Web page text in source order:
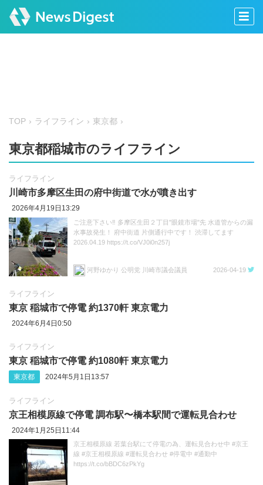
TOP ライフライン 東京都
東京都稲城市のライフライン
ライフライン
川崎市多摩区生田の府中街道で水が噴き出す
2026年4月19日13:29
ご注意下さい‼️ 多摩区生田２丁目"眼鏡市場"先 水道管からの漏
水事故発生！ 府中街道 片側通行中です！ 渋滞してます
2026.04.19 https://t.co/VJ0i0n257j
河野ゆかり 公明党 川崎市議会議員 2026-04-19
ライフライン
東京 稲城市で停電 約1370軒 東京電力
2024年6月4日0:50
ライフライン
東京 稲城市で停電 約1080軒 東京電力
東京都 2024年5月1日13:57
ライフライン
京王相模原線で停電 調布駅〜橋本駅間で運転見合わせ
2024年1月25日11:44
京王相模原線 若葉台駅にて停電の為、運転見合わせ中 #京王
線 #京王相模原線 #運転見合わせ #停電中 #通勤中
https://t.co/bBDC6zPkYg